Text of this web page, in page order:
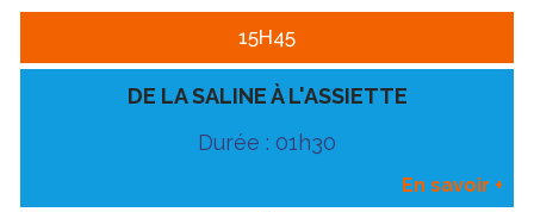
15H45
DE LA SALINE À L'ASSIETTE
Durée : 01h30
En savoir +